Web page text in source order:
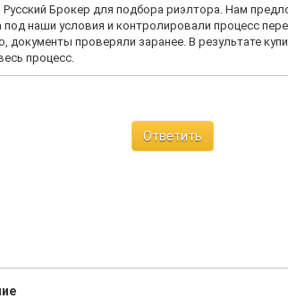
Русский Брокер для подбора риэлтора. Нам
наши условия и контролировали процесс
документы проверяли заранее. В результате
процесс.
Ответить